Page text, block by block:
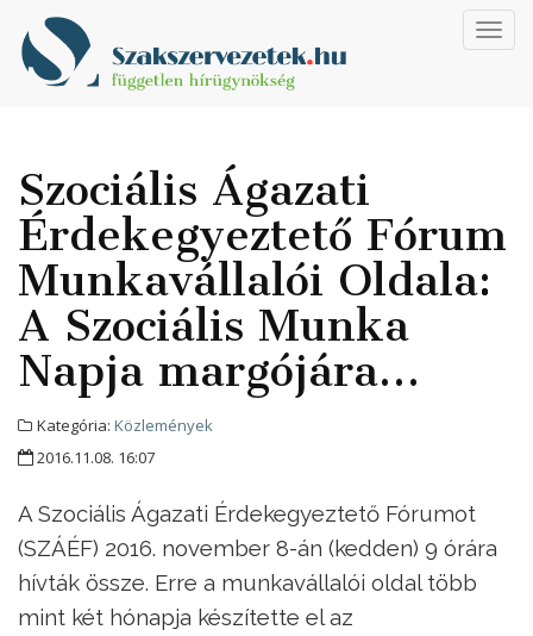
Szociális Ágazati
Érdekegyeztető Fórum
Munkavállalói Oldala:
A Szociális Munka
Napja margójára…
Kategória: Közlemények
2016.11.08. 16:07
A Szociális Ágazati Érdekegyeztető Fórumot
(SZÁÉF) 2016. november 8-án (kedden) 9 órára
hívták össze. Erre a munkavállalói oldal több
mint két hónapja készítette el az